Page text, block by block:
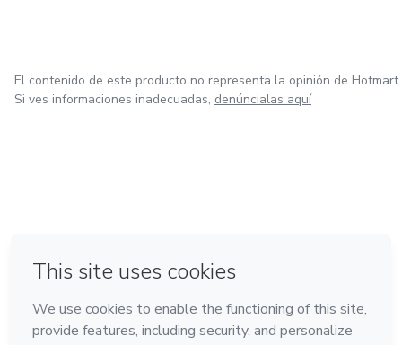
El contenido de este producto no representa la opinión de Hotmart.
Si ves informaciones inadecuadas, denúncialas aquí
Hecho con❤ en Ciudad de México